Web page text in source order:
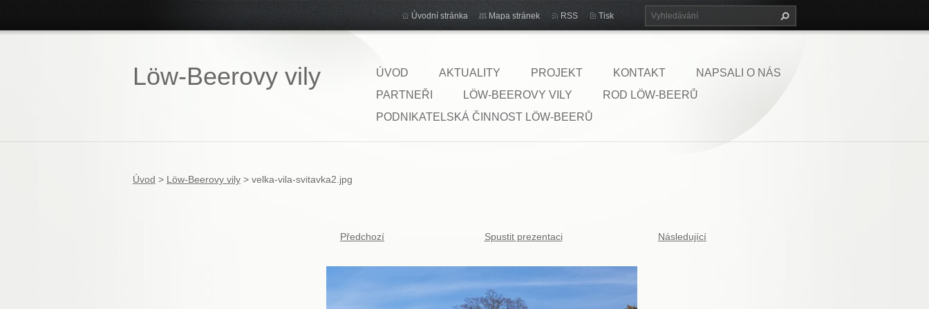
Löw-Beerovy vily ÚVOD AKTUALITY PROJEKT KONTAKT
NAPSALI O NÁS
PARTNEŘI
LÖW-BEEROVY VILY
ROD LÖW-BEERŮ
PODNIKATELSKÁ ČINNOST LÖW-BEERŮ
Úvodní stránka Mapa stránek RSS Tisk
Úvod > Löw-Beerovy vily > velka-vila-svitavka2.jpg
Předchozí Spustit prezentaci Následující